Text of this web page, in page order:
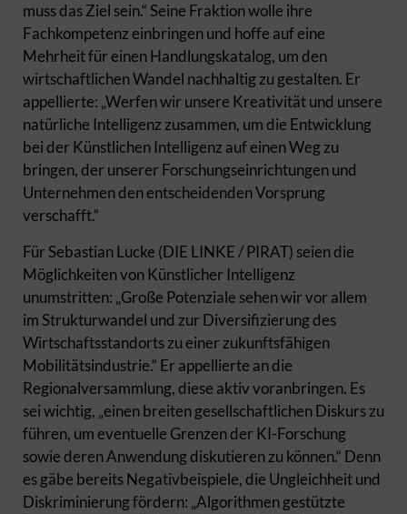
muss das Ziel sein.“ Seine Fraktion wolle ihre
Fachkompetenz einbringen und hoffe auf eine
Mehrheit für einen Handlungskatalog, um den
wirtschaftlichen Wandel nachhaltig zu gestalten. Er
appellierte: „Werfen wir unsere Kreativität und unsere
natürliche Intelligenz zusammen, um die Entwicklung
bei der Künstlichen Intelligenz auf einen Weg zu
bringen, der unserer Forschungseinrichtungen und
Unternehmen den entscheidenden Vorsprung
verschafft.“
Für Sebastian Lucke (DIE LINKE / PIRAT) seien die
Möglichkeiten von Künstlicher Intelligenz
unumstritten: „Große Potenziale sehen wir vor allem
im Strukturwandel und zur Diversifizierung des
Wirtschaftsstandorts zu einer zukunftsfähigen
Mobilitätsindustrie.“ Er appellierte an die
Regionalversammlung, diese aktiv voranbringen. Es
sei wichtig, „einen breiten gesellschaftlichen Diskurs zu
führen, um eventuelle Grenzen der KI-Forschung
sowie deren Anwendung diskutieren zu können.“ Denn
es gäbe bereits Negativbeispiele, die Ungleichheit und
Diskriminierung fördern: „Algorithmen gestützte